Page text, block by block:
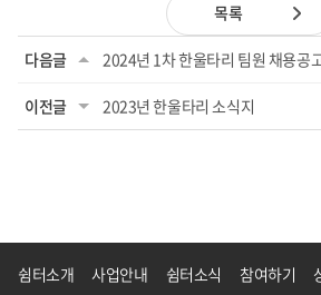
목록
다음글 2024년 1차 한울타리 팀원 채용공
이전글 2023년 한울타리 소식지
쉼터소개 사업안내 쉼터소식 참여하기